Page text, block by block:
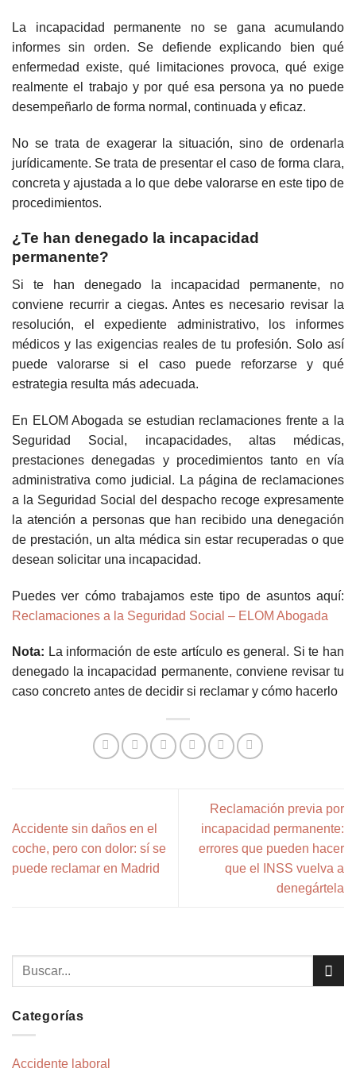
La incapacidad permanente no se gana acumulando
informes sin orden. Se defiende explicando bien qué
enfermedad existe, qué limitaciones provoca, qué exige
realmente el trabajo y por qué esa persona ya no puede
desempeñarlo de forma normal, continuada y eficaz.
No se trata de exagerar la situación, sino de ordenarla
jurídicamente. Se trata de presentar el caso de forma clara,
concreta y ajustada a lo que debe valorarse en este tipo de
procedimientos.
¿Te han denegado la incapacidad
permanente?
Si te han denegado la incapacidad permanente, no
conviene recurrir a ciegas. Antes es necesario revisar la
resolución, el expediente administrativo, los informes
médicos y las exigencias reales de tu profesión. Solo así
puede valorarse si el caso puede reforzarse y qué
estrategia resulta más adecuada.
En ELOM Abogada se estudian reclamaciones frente a la
Seguridad Social, incapacidades, altas médicas,
prestaciones denegadas y procedimientos tanto en vía
administrativa como judicial. La página de reclamaciones
a la Seguridad Social del despacho recoge expresamente
la atención a personas que han recibido una denegación
de prestación, un alta médica sin estar recuperadas o que
desean solicitar una incapacidad.
Puedes ver cómo trabajamos este tipo de asuntos aquí:
Reclamaciones a la Seguridad Social – ELOM Abogada
Nota: La información de este artículo es general. Si te han
denegado la incapacidad permanente, conviene revisar tu
caso concreto antes de decidir si reclamar y cómo hacerlo
Accidente sin daños en el
coche, pero con dolor: sí se
puede reclamar en Madrid
Reclamación previa por
incapacidad permanente:
errores que pueden hacer
que el INSS vuelva a
denegártela
Categorías
Accidente laboral